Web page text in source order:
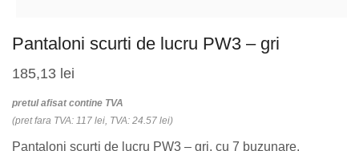
Pantaloni scurti de lucru PW3 – gri
185,13 lei
pretul afisat contine TVA
(pret fara TVA: 117 lei, TVA: 24.57 lei)
Pantaloni scurți de lucru PW3 – gri, cu 7 buzunare,